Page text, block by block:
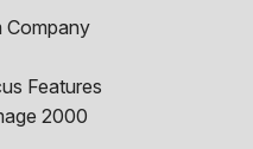
Company
Features
2000